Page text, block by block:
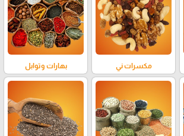
مكسرات ني بهارات وتوابل